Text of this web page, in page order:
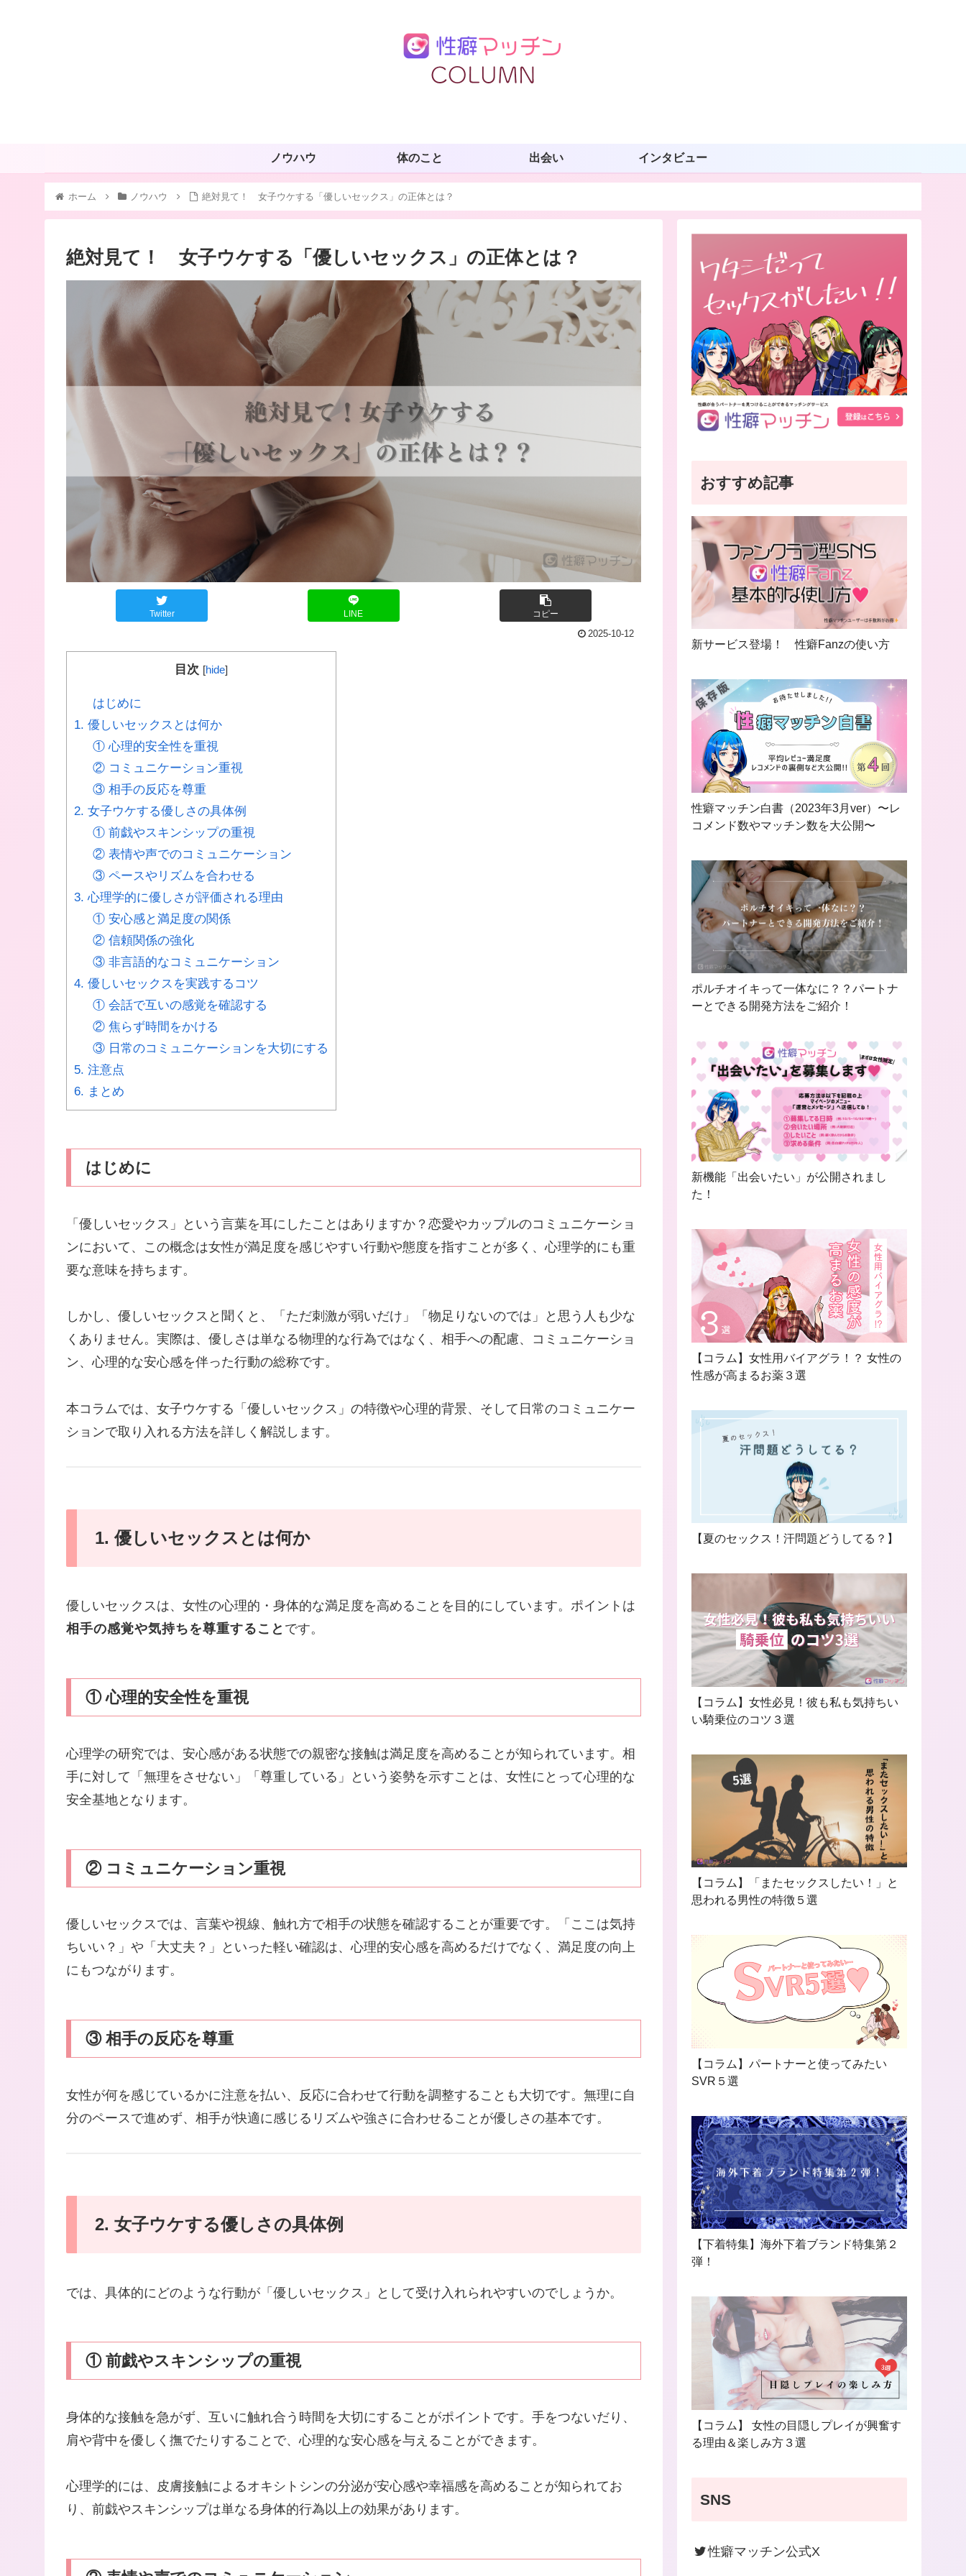
ノウハウ 体のこと 出会い インタビュー
ホーム ノウハウ 絶対見て！ 女子ウケする「優しいセックス」の正体とは？
絶対見て！ 女子ウケする「優しいセックス」の正体とは？
Twitter LINE コピー
2025-10-12
目次 [hide]
はじめに
1. 優しいセックスとは何か
① 心理的安全性を重視
② コミュニケーション重視
③ 相手の反応を尊重
2. 女子ウケする優しさの具体例
① 前戯やスキンシップの重視
② 表情や声でのコミュニケーション
③ ペースやリズムを合わせる
3. 心理学的に優しさが評価される理由
① 安心感と満足度の関係
② 信頼関係の強化
③ 非言語的なコミュニケーション
4. 優しいセックスを実践するコツ
① 会話で互いの感覚を確認する
② 焦らず時間をかける
③ 日常のコミュニケーションを大切にする
5. 注意点
6. まとめ
はじめに
「優しいセックス」という言葉を耳にしたことはありますか？恋愛やカップルのコミュニケーショ
ンにおいて、この概念は女性が満足度を感じやすい行動や態度を指すことが多く、心理学的にも重
要な意味を持ちます。
しかし、優しいセックスと聞くと、「ただ刺激が弱いだけ」「物足りないのでは」と思う人も少な
くありません。実際は、優しさは単なる物理的な行為ではなく、相手への配慮、コミュニケーショ
ン、心理的な安心感を伴った行動の総称です。
本コラムでは、女子ウケする「優しいセックス」の特徴や心理的背景、そして日常のコミュニケー
ションで取り入れる方法を詳しく解説します。
1. 優しいセックスとは何か
優しいセックスは、女性の心理的・身体的な満足度を高めることを目的にしています。ポイントは
相手の感覚や気持ちを尊重すること です。
① 心理的安全性を重視
心理学の研究では、安心感がある状態での親密な接触は満足度を高めることが知られています。相
手に対して「無理をさせない」「尊重している」という姿勢を示すことは、女性にとって心理的な
安全基地となります。
② コミュニケーション重視
優しいセックスでは、言葉や視線、触れ方で相手の状態を確認することが重要です。「ここは気持
ちいい？」や「大丈夫？」といった軽い確認は、心理的安心感を高めるだけでなく、満足度の向上
にもつながります。
③ 相手の反応を尊重
女性が何を感じているかに注意を払い、反応に合わせて行動を調整することも大切です。無理に自
分のペースで進めず、相手が快適に感じるリズムや強さに合わせることが優しさの基本です。
2. 女子ウケする優しさの具体例
では、具体的にどのような行動が「優しいセックス」として受け入れられやすいのでしょうか。
① 前戯やスキンシップの重視
身体的な接触を急がず、互いに触れ合う時間を大切にすることがポイントです。手をつないだり、
肩や背中を優しく撫でたりすることで、心理的な安心感を与えることができます。
心理学的には、皮膚接触によるオキシトシンの分泌が安心感や幸福感を高めることが知られてお
り、前戯やスキンシップは単なる身体的行為以上の効果があります。
おすすめ記事
新サービス登場！ 性癖Fanzの使い方
性癖マッチン白書（2023年3月ver）〜レ
コメンド数やマッチン数を大公開〜
ポルチオイキって一体なに？？パートナ
ーとできる開発方法をご紹介！
新機能「出会いたい」が公開されまし
た！
【コラム】女性用バイアグラ！？ 女性の
性感が高まるお薬３選
【夏のセックス！汗問題どうしてる？】
【コラム】女性必見！彼も私も気持ちい
い騎乗位のコツ３選
【コラム】「またセックスしたい！」と
思われる男性の特徴５選
【コラム】パートナーと使ってみたい
SVR５選
【下着特集】海外下着ブランド特集第２
弾！
【コラム】 女性の目隠しプレイが興奮す
る理由＆楽しみ方３選
SNS
性癖マッチン公式X